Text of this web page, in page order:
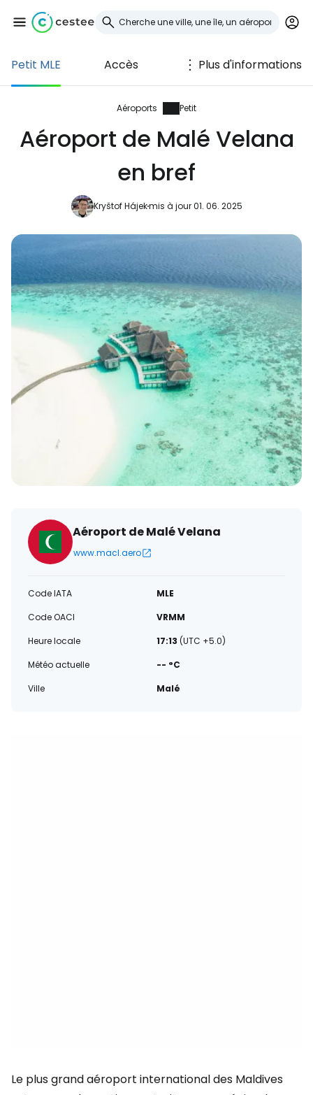
Petit MLE Accès Plus d'informations
Aéroports Petit
Aéroport de Malé Velana
en bref
Kryštof Hájekmis à jour 01. 06. 2025
Aéroport de Malé Velana
www.macl.aero
Code IATA
MLE
Code OACI
VRMM
Heure locale
17:13 (UTC +5.0)
Météo actuelle
-- °C
Ville
Malé
Le plus grand aéroport international des Maldives
Se connecter à
Cestee
... la communauté mondiale des voyageurs
Continuer avec Facebook
Poursuivre avec le courrier
électronique